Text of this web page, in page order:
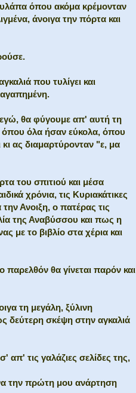
όπου ακόμα κρέμονταν
άνοιγα την πόρτα και
που τυλίγει και
αγαπημένη.
εγώ, θα φύγουμε απ' αυτή τη
όπου όλα ήσαν εύκολα, όπου
ας διαμαρτύρονταν "ε, μα
του σπιτιού και μέσα
χρόνια, τις Κυριακάτικες
Ανοιξη, ο πατέρας τις
της Αναβύσσου και πως η
με το βιβλίο στα χέρια και
παρελθόν θα γίνεται παρόν και
τη μεγάλη, ξύλινη
δεύτερη σκέψη στην αγκαλιά
απ' τις γαλάζιες σελίδες της,
την πρώτη μου ανάρτηση